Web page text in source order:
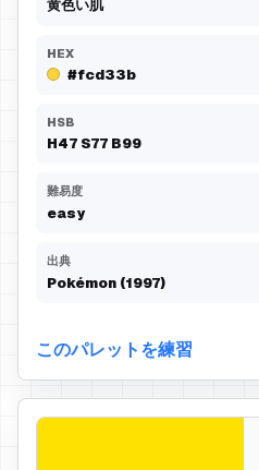
黄色い肌
HEX
#fcd33b
HSB
H47 S77 B99
難易度
easy
出典
Pokémon (1997)
このパレットを練習